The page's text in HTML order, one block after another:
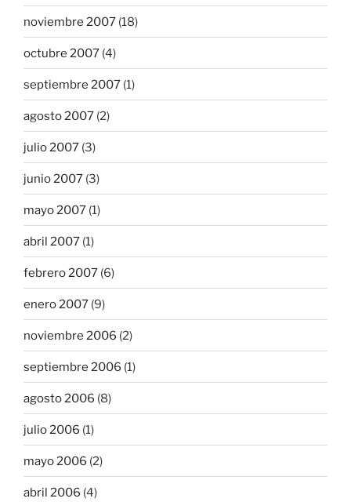
noviembre 2007 (18)
octubre 2007 (4)
septiembre 2007 (1)
agosto 2007 (2)
julio 2007 (3)
junio 2007 (3)
mayo 2007 (1)
abril 2007 (1)
febrero 2007 (6)
enero 2007 (9)
noviembre 2006 (2)
septiembre 2006 (1)
agosto 2006 (8)
julio 2006 (1)
mayo 2006 (2)
abril 2006 (4)